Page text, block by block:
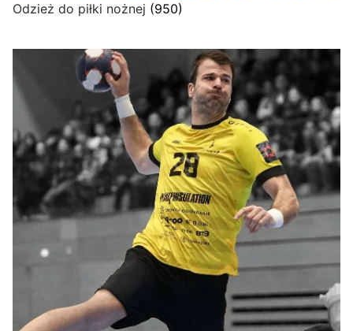
Odzież do piłki nożnej (950)